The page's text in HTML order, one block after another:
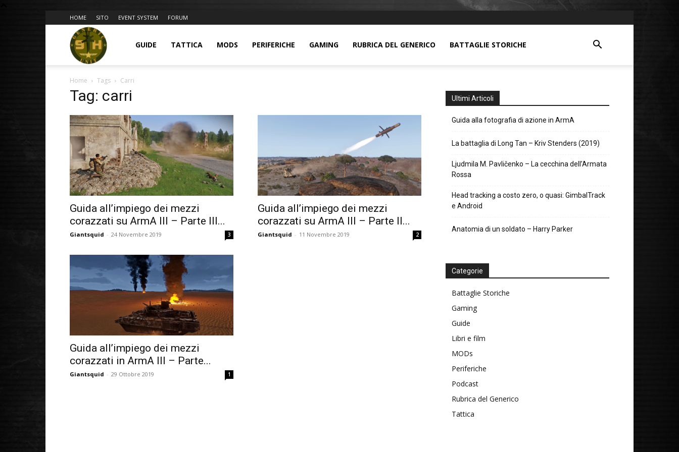
HOME SITO EVENT SYSTEM FORUM
BLOG
9GU
GUIDE TATTICA MODS PERIFERICHE GAMING RUBRICA DEL GENERICO BATTAGLIE STORICHE
Home Tags Carri
Tag: carri
Guida all’impiego dei mezzi
corazzati su ArmA III – Parte III...
Giantsquid - 24 Novembre 2019 3
Guida all’impiego dei mezzi
corazzati su ArmA III – Parte II...
Giantsquid - 11 Novembre 2019 2
Guida all’impiego dei mezzi
corazzati in ArmA III – Parte...
Giantsquid - 29 Ottobre 2019 1
Ultimi Articoli
Guida alla fotografia di azione in ArmA
La battaglia di Long Tan – Kriv Stenders (2019)
Ljudmila M. Pavličenko – La cecchina dell’Armata
Rossa
Head tracking a costo zero, o quasi: GimbalTrack
e Android
Anatomia di un soldato – Harry Parker
Categorie
Battaglie Storiche
Gaming
Guide
Libri e film
MODs
Periferiche
Podcast
Rubrica del Generico
Tattica